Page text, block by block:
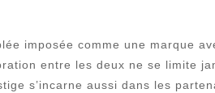
imposée comme une marque
entre les deux ne se limite
s’incarne aussi dans les